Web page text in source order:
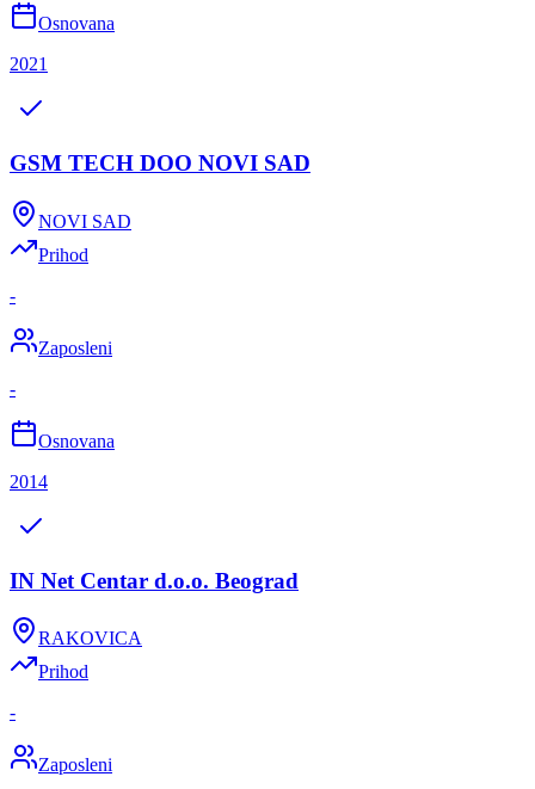
Osnovana
2021
GSM TECH DOO NOVI SAD
NOVI SAD
Prihod
-
Zaposleni
-
Osnovana
2014
IN Net Centar d.o.o. Beograd
RAKOVICA
Prihod
-
Zaposleni